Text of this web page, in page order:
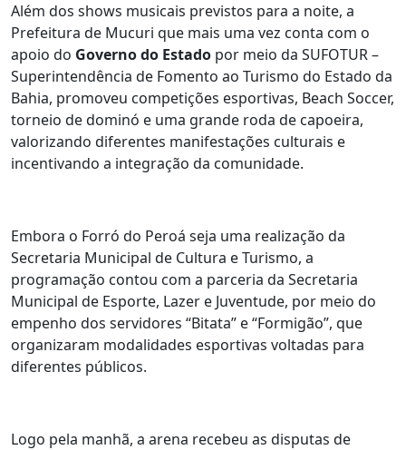
Além dos shows musicais previstos para a noite, a
Prefeitura de Mucuri que mais uma vez conta com o
apoio do Governo do Estado por meio da SUFOTUR –
Superintendência de Fomento ao Turismo do Estado da
Bahia, promoveu competições esportivas, Beach Soccer,
torneio de dominó e uma grande roda de capoeira,
valorizando diferentes manifestações culturais e
incentivando a integração da comunidade.
Embora o Forró do Peroá seja uma realização da
Secretaria Municipal de Cultura e Turismo, a
programação contou com a parceria da Secretaria
Municipal de Esporte, Lazer e Juventude, por meio do
empenho dos servidores “Bitata” e “Formigão”, que
organizaram modalidades esportivas voltadas para
diferentes públicos.
Logo pela manhã, a arena recebeu as disputas de